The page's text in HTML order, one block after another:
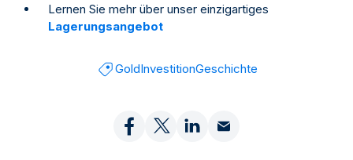
Lernen Sie mehr über unser einzigartiges
Lagerungsangebot
GoldInvestitionGeschichte